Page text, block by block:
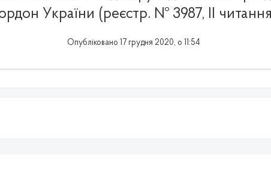
України (реєстр. № 3987, ІІ
Опубліковано 17 грудня 2020, о 11:54